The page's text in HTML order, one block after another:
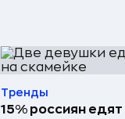
Тренды
15% россиян